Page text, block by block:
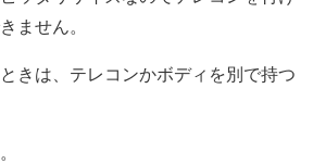
ません。
きは、テレコンかボディを別で持つ